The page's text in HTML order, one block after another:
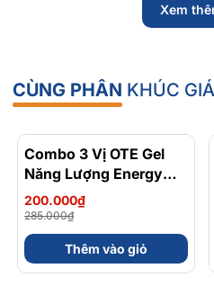
Xem
CÙNG PHÂN KHÚC GIÁ
- 30%
Combo 3 Vị OTE Gel
Năng Lượng Energy
Gel Kết Hợp
Carbohydrate Điện Giải
56gram 82kcal
200.000₫
285.000₫
Thêm vào giỏ